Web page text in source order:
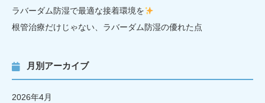
ラバーダム防湿で最適な接着環境を
根管治療だけじゃない、ラバーダム防湿の優れた点
月別アーカイブ
2026年4月